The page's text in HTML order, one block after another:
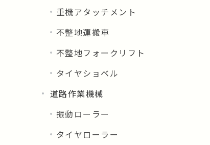
重機アタッチメント
不整地運搬車
不整地フォークリフト
タイヤショベル
道路作業機械
振動ローラー
タイヤローラー